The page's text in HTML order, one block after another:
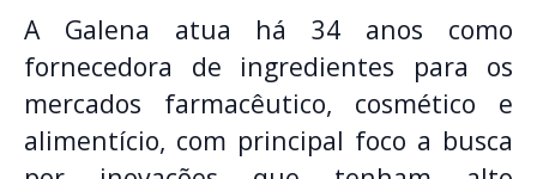
A Galena atua há 34 anos como
fornecedora de ingredientes para os
mercados farmacêutico, cosmético e
alimentício, com principal foco a busca